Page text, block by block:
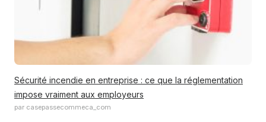
Sécurité incendie en entreprise : ce que la réglementation
impose vraiment aux employeurs
par casepassecommeca_com